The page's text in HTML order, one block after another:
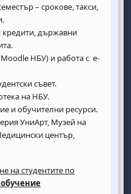
– срокове, такси,
кредити, държавни
НБУ) и работа с e-
съвет.
на НБУ.
и обучителни ресурси.
УниАрт, Музей на
център,
на студентите по
обучение